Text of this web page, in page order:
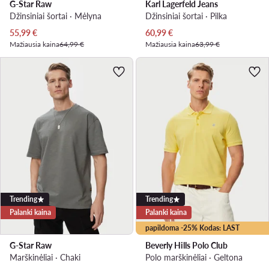
G-Star Raw
Džinsiniai šortai · Mėlyna
Dabartinė kaina
55,99€
Mažiausia kaina64,99 €
Karl Lagerfeld Jeans
Džinsiniai šortai · Pilka
Dabartinė kaina
60,99€
Mažiausia kaina63,99 €
Trending
Palanki kaina
G-Star Raw
Marškinėliai · Chaki
papildoma -25% Kodas: LAST
Trending
Palanki kaina
Beverly Hills Polo Club
Polo marškinėliai · Geltona